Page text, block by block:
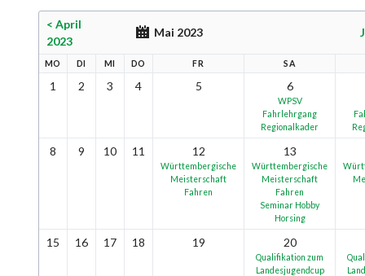
< April
2023
Mai 2023
MO DI MI DO FR SA
1 2 3 4 5 6
WPSV
Fahrlehrgang
Regionalkader
8 9 10 11 12
Württembergische
Meisterschaft
Fahren
13
Württembergische
Meisterschaft
Fahren
Seminar Hobby
Horsing
15 16 17 18 19 20
Qualifikation zum
Landesjugendcup